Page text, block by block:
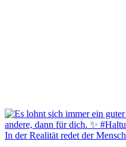
In der Realität redet der